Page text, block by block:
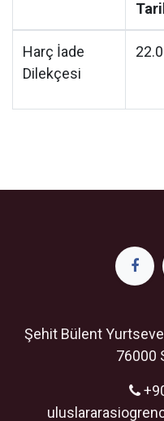
Harç İade
Dilekçesi
Şehit Bülent
76000